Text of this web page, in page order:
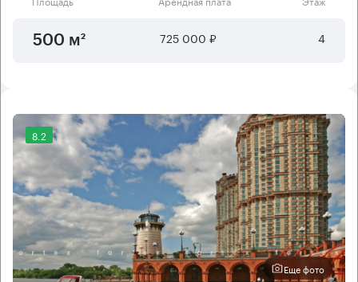
500 м² 725 000 ₽ 4
8.2
Еще фото